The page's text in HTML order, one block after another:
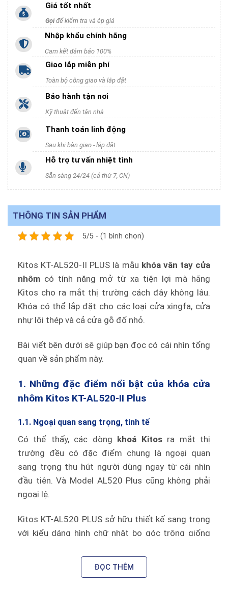
Giá tốt nhất
Gọiđể kiểm tra và ép giá
Nhập khẩu chính hãng
Cam kết đảm bảo 100%
Giao lắp miễn phí
Toàn bộ công giao và lắp đặt
Bảo hành tận nơi
Kỹ thuật đến tận nhà
Thanh toán linh động
Sau khi bàn giao - lắp đặt
Hỗ trợ tư vấn nhiệt tình
Sẵn sàng 24/24 (cả thứ 7, CN)
THÔNG TIN SẢN PHẨM
5/5 - (1 bình chọn)
Kitos KT-AL520-II PLUS là mẫu khóa vân tay cửa
nhôm có tính năng mở từ xa tiện lợi mà hãng
Kitos cho ra mắt thị trường cách đây không lâu.
Khóa có thể lắp đặt cho các loại cửa xingfa, cửa
nhự lõi thép và cả cửa gỗ đố nhỏ.
Bài viết bên dưới sẽ giúp bạn đọc có cái nhìn tổng
quan về sản phẩm này.
1. Những đặc điểm nổi bật của khóa cửa
nhôm Kitos KT-AL520-II Plus
1.1. Ngoại quan sang trọng, tinh tế
Có thể thấy, các dòng khoá Kitosra mắt thị
trường đều có đặc điểm chung là ngoại quan
sang trọng thu hút người dùng ngay từ cái nhìn
đầu tiên. Và Model AL520 Plus cũng không phải
ngoại lệ.
Kitos KT-AL520 PLUS sở hữu thiết kế sang trọng
với kiểu dáng hình chữ nhật bo góc trông giống
mang lại vẻ sang trọng cho ngôi nhà. Ổ khóa rất
phù hợp để lắp đặt cho các loại cửa đố nhỏ.
ĐỌC THÊM